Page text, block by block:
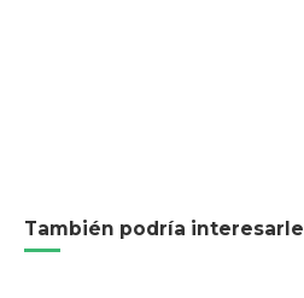
También podría interesarle